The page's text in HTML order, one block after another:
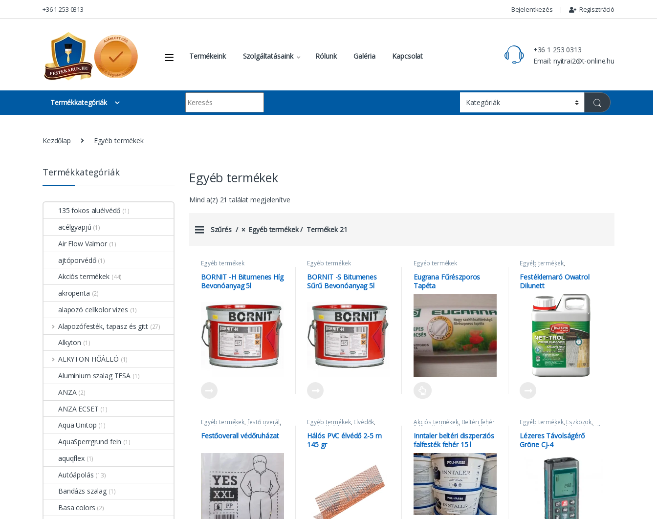
Skip to navigation
Skip to content+36 1 253 0313 Bejelentkezés Regisztráció
Termékeink Szolgáltatásaink Rólunk Galéria Kapcsolat
+36 1 253 0313
Email: nyitrai2@t-online.hu
Termékkategóriák
Kezdőlap Egyéb termékek
Egyéb termékek
Mind a(z) 21 találat megjelenítve
Szűrés Egyéb termékek Termékek 21
Egyéb termékek
BORNIT -H Bitumenes Híg
Bevonóanyag 5l
Egyéb termékek
BORNIT -S Bitumenes
Sűrű Bevonóanyag 5l
Egyéb termékek
Eugrana Fűrészporos
Tapéta
Egyéb termékek,
Festéklemaró
Festéklemaró Owatrol
Dilunett
Egyéb termékek, festő overál,
Festőszerszámok, kiegészítők
Festőoverall védőruházat
Egyéb termékek, Élvédők,
Hálós élvédő
Hálós PVC élvédő 2-5 m
145 gr
Akciós termékek, Beltéri fehér
falfestékek Egyéb termékek
Fal- és homlokzatfesték,
Inntaler
Inntaler beltéri diszperziós
falfesték fehér 15 l
Profiknak
Egyéb termékek, Eszközök,
Festőszerszámok, kiegészítők
Lézeres Távolságérő
Gröne CJ-4
Termékkategóriák
135 fokos aluélvédő (1)
acélgyapjú (1)
Air Flow Valmor (1)
ajtóporvédő (1)
Akciós termékek (44)
akropenta (2)
alapozó cellkolor vizes (1)
Alapozófesték, tapasz és gitt (27)
Alkyton (1)
ALKYTON HŐÁLLÓ (1)
Aluminium szalag TESA (1)
ANZA (2)
ANZA ECSET (1)
Aqua Unitop (1)
AquaSperrgrund fein (1)
aquqflex (1)
Autóápolás (13)
Bandázs szalag (1)
Basa colors (2)